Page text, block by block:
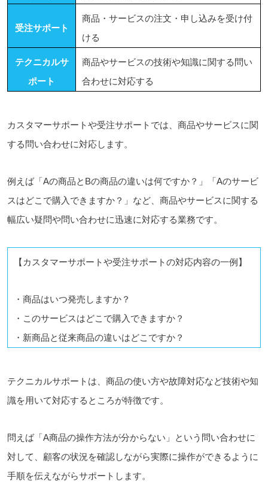
受注サポート
商品・サービスの注文・申し込みを受け付
ける
テクニカルサ
ポート
商品やサービスの技術や知識に関する問い
合わせに対応する
カスタマーサポートや受注サポートでは、商品やサービスに関
する問い合わせに対応します。
例えば「Aの商品とBの商品の違いは何ですか？」「Aのサービ
スはどこで購入できますか？」など、商品やサービスに関する
幅広い疑問や問い合わせに迅速に対応する業務です。
【カスタマーサポートや受注サポートの対応内容の一例】
・商品はいつ発売しますか？
・このサービスはどこで購入できますか？
・新商品と従来商品の違いはどこですか？
テクニカルサポートは、商品の使い方や故障対応など技術や知
識を用いて対応するところが特徴です。
問えば「A商品の操作方法が分からない」という問い合わせに
対して、顧客の状況を確認しながら実際に操作ができるように
手順を伝えながらサポートします。